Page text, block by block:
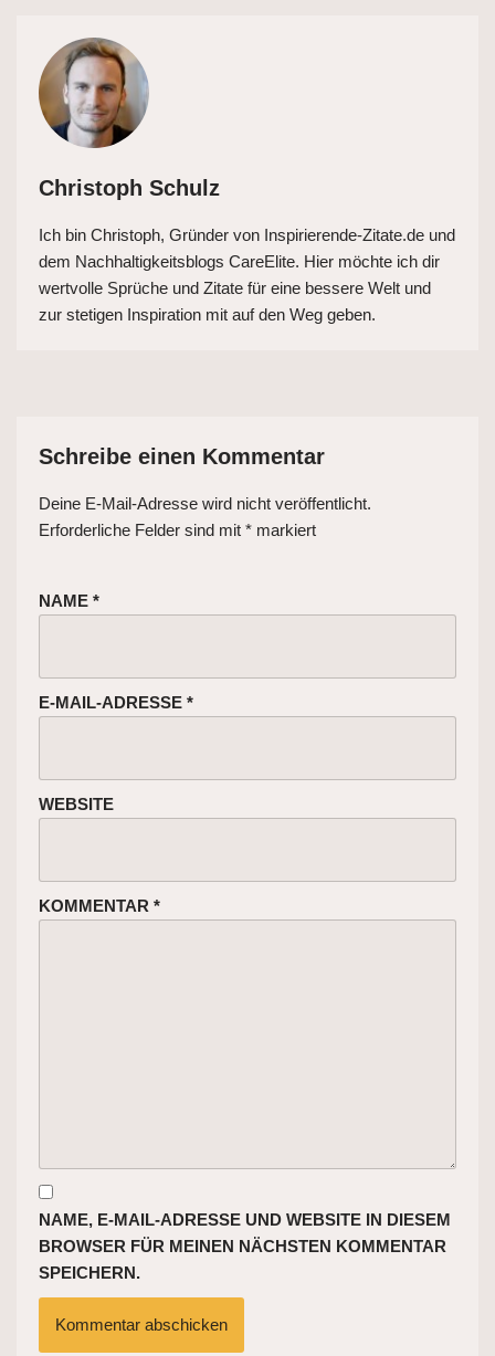
Christoph Schulz
Ich bin Christoph, Gründer von Inspirierende-Zitate.de und
dem Nachhaltigkeitsblogs CareElite. Hier möchte ich dir
wertvolle Sprüche und Zitate für eine bessere Welt und
zur stetigen Inspiration mit auf den Weg geben.
Schreibe einen Kommentar
Deine E-Mail-Adresse wird nicht veröffentlicht.
Erforderliche Felder sind mit * markiert
NAME *
E-MAIL-ADRESSE *
WEBSITE
KOMMENTAR *
NAME, E-MAIL-ADRESSE UND WEBSITE IN DIESEM
BROWSER FÜR MEINEN NÄCHSTEN KOMMENTAR
SPEICHERN.